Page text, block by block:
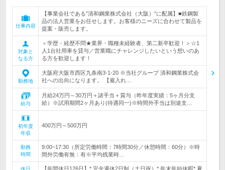
仕事内容
【事業会社である”清和鋼業株式会社（大阪）”に配属】■鉄鋼製
品の法人営業をお任せします。お客様のニーズに合わせて製品を
提案・販売します。
対象と
なる方
＜学歴・経歴不問★業界・職種未経験者、第二新卒歓迎！＞☆1
人1台社用車を貸与／営業職にチャレンジしたいという想いのあ
る方を歓迎します！
勤務地
大阪府大阪市西区九条南3-1-20 ※当社グループ 清和鋼業株式会
社への出向になります。 【雇入れ…
給与
月給24万円～30万円＋諸手当＋賞与（昨年度実績：5ヶ月分支
給）※試用期間2ヶ月あり(待遇同一)※時間外手当は別途支…
初年度
年収
400万円～500万円
勤務
時間
9:00~17:30（所定労働時間：7時間30分／休憩時間：60分）※時
間外労働有無：有※平均残業時…
休日
【年間休日126日】* 完全週休2日制（土日祝）* 年末年始休暇* 夏